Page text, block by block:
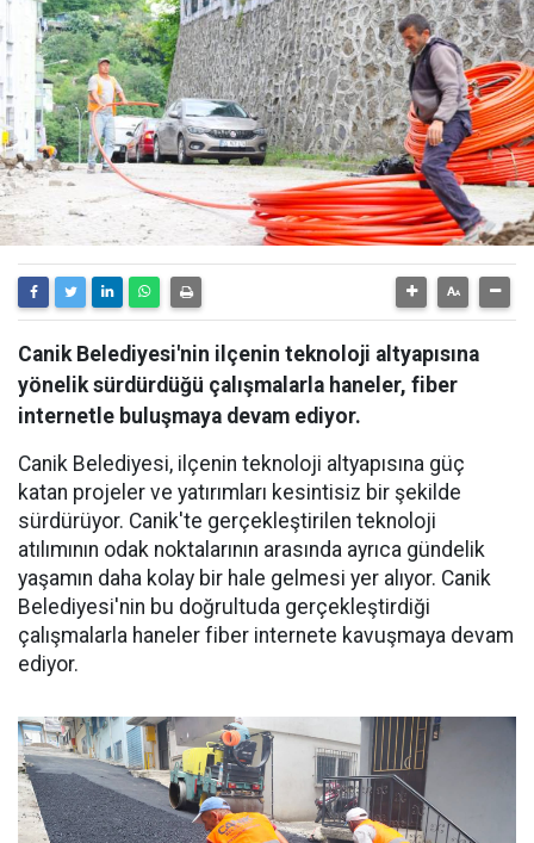
Canik Belediyesi'nin ilçenin teknoloji altyapısına
yönelik sürdürdüğü çalışmalarla haneler, fiber
internetle buluşmaya devam ediyor.
Canik Belediyesi, ilçenin teknoloji altyapısına güç
katan projeler ve yatırımları kesintisiz bir şekilde
sürdürüyor. Canik'te gerçekleştirilen teknoloji
atılımının odak noktalarının arasında ayrıca gündelik
yaşamın daha kolay bir hale gelmesi yer alıyor. Canik
Belediyesi'nin bu doğrultuda gerçekleştirdiği
çalışmalarla haneler fiber internete kavuşmaya devam
ediyor.